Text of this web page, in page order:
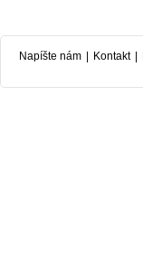
Napíšte nám Kontakt